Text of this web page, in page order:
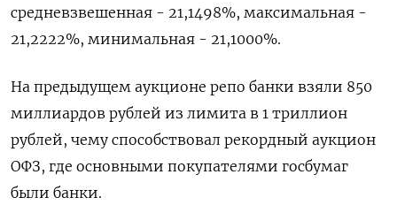
средневзвешенная - 21,1498%, максимальная -
21,2222%, минимальная - 21,1000%.
На предыдущем аукционе репо банки взяли 850
миллиардов рублей из лимита в 1 триллион
рублей, чему способствовал рекордный аукцион
ОФЗ, где основными покупателями госбумаг
были банки.